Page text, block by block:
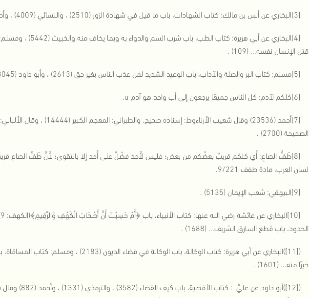
[3]البخاري عن أنس بن مالك: كتاب الشهادات، باب ما قيل في شهادة الزور (2510) ، والنسائي (4009) ، وأحمد (6884) .
[4]البخاري عن أبي هريرة: كتاب
قتل الإنسان نفسه... (109) .
[5]مسلم: كتاب البر والصلة والآداب، باب الوعيد الشديد لمن عذب الناس بغير حق (2613) ، وأبو داود (3045) ، وأحمد (15366) .
[6]كلكم لآدم: كل الناس جميعًا يرجعون إلى أب واحد هو آدم u.
[7]أحمد (23536) وقال شعيب الأرناءوط: إسناده
الصحيحة (2700) .
[8]طَفُّ الصاعِ: أَي كلكم قريبٌ بعضُكم من بعض؛ فليس لأَحد فضْلٌ على أَحد إلا بالتقوى؛ لأَنَّ طَفَّ الصاع
لسان العرب، مادة طفف 9/221.
[9]البيهقي: شعب الإيمان (5135) .
الحدود، باب قطع السارق الشريف... (1688) .
([11])البخاري عن أبي هريرة: كتاب الوكالة، باب الوكالة في
خيرًا منه... (1601) .
([12])أبو داود عن عليٍّ :